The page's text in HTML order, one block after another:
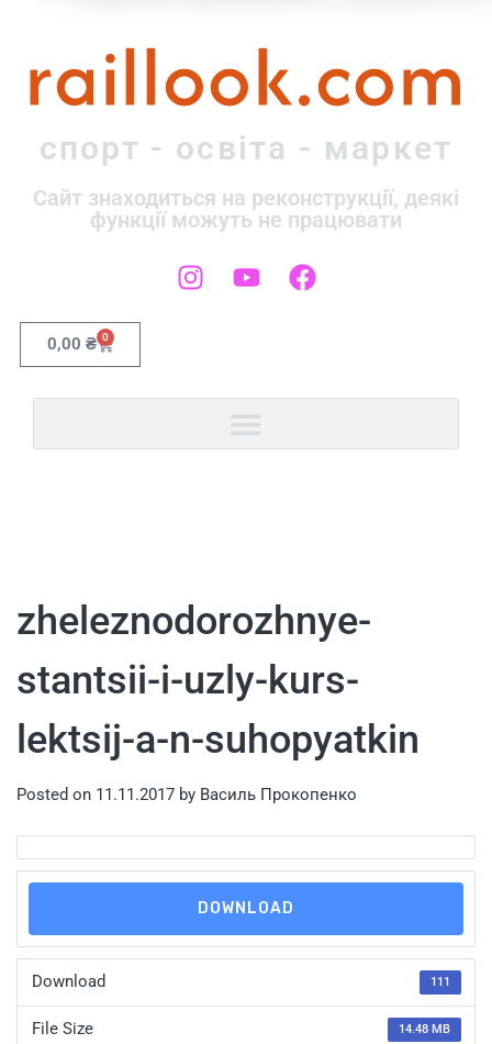
raillook.com
спорт - освіта - маркет
Сайт знаходиться на реконструкції, деякі
функції можуть не працювати
0,00 ₴ 0
zheleznodorozhnye-
stantsii-i-uzly-kurs-
lektsij-a-n-suhopyatkin
Posted on 11.11.2017 by Василь Прокопенко
DOWNLOAD
Download 111
File Size 14.48 MB